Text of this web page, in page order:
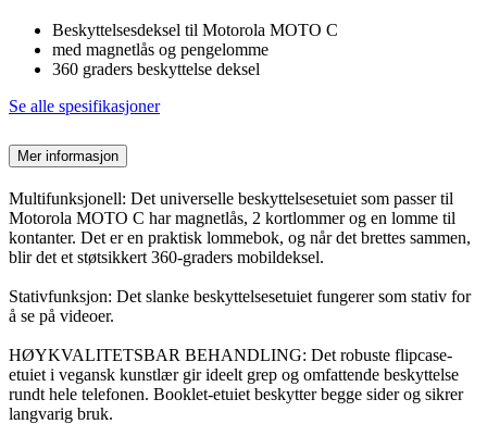
Beskyttelsesdeksel til Motorola MOTO C
med magnetlås og pengelomme
360 graders beskyttelse deksel
Se alle spesifikasjoner
Mer informasjon
Multifunksjonell: Det universelle beskyttelsesetuiet som passer til
Motorola MOTO C har magnetlås, 2 kortlommer og en lomme til
kontanter. Det er en praktisk lommebok, og når det brettes sammen,
blir det et støtsikkert 360-graders mobildeksel.
Stativfunksjon: Det slanke beskyttelsesetuiet fungerer som stativ for
å se på videoer.
HØYKVALITETSBAR BEHANDLING: Det robuste flipcase-
etuiet i vegansk kunstlær gir ideelt grep og omfattende beskyttelse
rundt hele telefonen. Booklet-etuiet beskytter begge sider og sikrer
langvarig bruk.